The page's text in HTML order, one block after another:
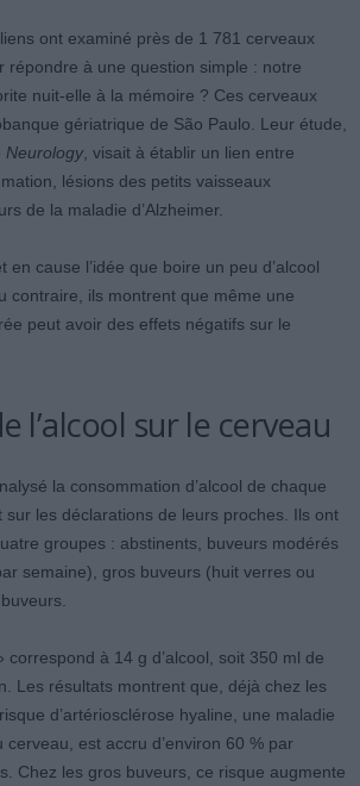
ont examiné près de 1 781 cerveaux
répondre à une question simple : notre
nuit-elle à la mémoire ? Ces cerveaux
gériatrique de São Paulo. Leur étude,
Neurology , visait à établir un lien entre
lésions des petits vaisseaux
de la maladie d’Alzheimer.
en cause l’idée que boire un peu d’alcool
contraire, ils montrent que même une
peut avoir des effets négatifs sur le
l’alcool sur le cerveau
la consommation d’alcool de chaque
sur les déclarations de leurs proches. Ils ont
groupes : abstinents, buveurs modérés
semaine), gros buveurs (huit verres ou
correspond à 14 g d’alcool, soit 350 ml de
Les résultats montrent que, déjà chez les
d’artériosclérose hyaline, une maladie
est accru d’environ 60 % par
Chez les gros buveurs, ce risque augmente